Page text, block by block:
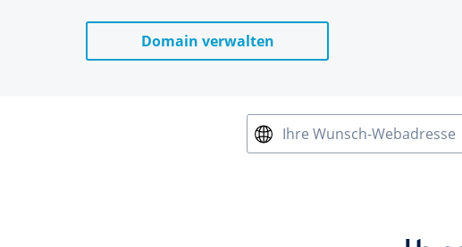
Domain verwalten
Ihre Wunsch-Webadresse